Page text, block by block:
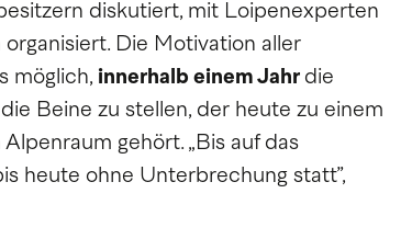
diskutiert, mit Loipenexperten
Die Motivation aller
möglich, innerhalb einem Jahr die
Beine zu stellen, der heute zu einem
gehört. „Bis auf das
heute ohne Unterbrechung statt”,